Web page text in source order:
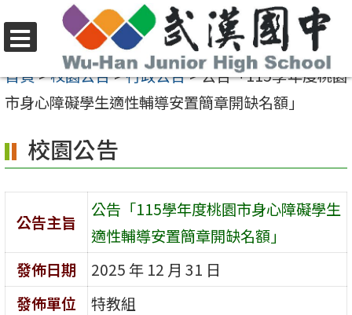
至
要
容
區
選
單
首頁>校園公告>行政公告>公告「115學年度桃園
市身心障礙學生適性輔導安置簡章開缺名額」
校園公告
公告主旨
公告「115學年度桃園市身心障礙學生
適性輔導安置簡章開缺名額」
發佈日期
2025 年 12 月 31 日
發佈單位
特教組